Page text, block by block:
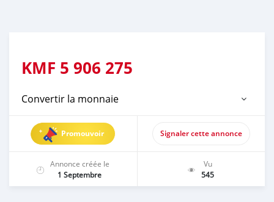
KMF 5 906 275
Convertir la monnaie
Promouvoir Signaler cette annonce
Annonce créée le
1 Septembre
Vu
545